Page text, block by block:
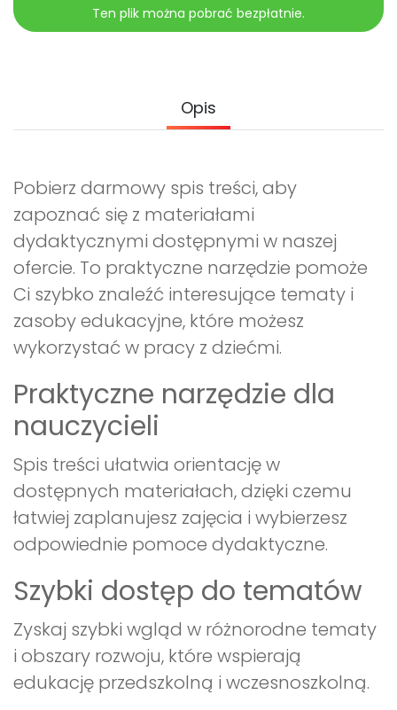
Pomoc
Promocje
Ten plik można pobrać bezpłatnie.
Opis
Pobierz darmowy spis treści, aby
zapoznać się z materiałami
dydaktycznymi dostępnymi w naszej
ofercie. To praktyczne narzędzie pomoże
Ci szybko znaleźć interesujące tematy i
zasoby edukacyjne, które możesz
wykorzystać w pracy z dziećmi.
Praktyczne narzędzie dla
nauczycieli
Spis treści ułatwia orientację w
dostępnych materiałach, dzięki czemu
łatwiej zaplanujesz zajęcia i wybierzesz
odpowiednie pomoce dydaktyczne.
Szybki dostęp do tematów
Zyskaj szybki wgląd w różnorodne tematy
i obszary rozwoju, które wspierają
edukację przedszkolną i wczesnoszkolną.